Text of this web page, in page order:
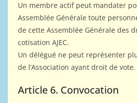
Un membre actif peut mandater
Assemblée Générale toute
de cette Assemblée Générale des
cotisation AJEC.
Un délégué ne peut représenter
de l’Association ayant droit de vote.
Article 6. Convocation